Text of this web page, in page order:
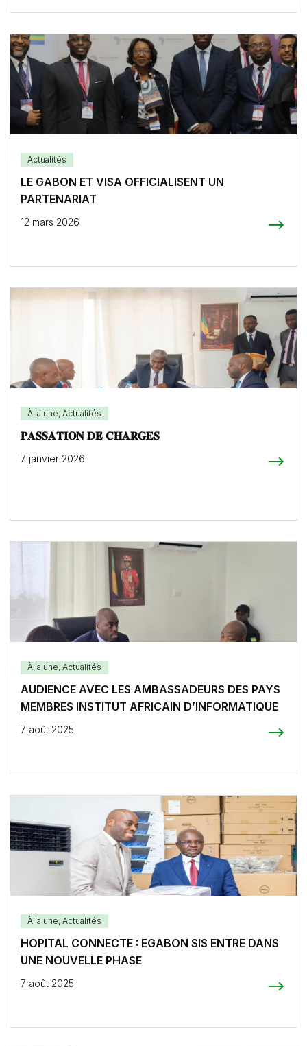
Actualités
LE GABON ET VISA OFFICIALISENT UN
PARTENARIAT
12 mars 2026
À la une Actualités
𝐏𝐀𝐒𝐒𝐀𝐓𝐈𝐎𝐍 𝐃𝐄 𝐂𝐇𝐀𝐑𝐆𝐄𝐒
7 janvier 2026
À la une Actualités
AUDIENCE AVEC LES AMBASSADEURS DES PAYS
MEMBRES INSTITUT AFRICAIN D’INFORMATIQUE
7 août 2025
À la une Actualités
HOPITAL CONNECTE : EGABON SIS ENTRE DANS
UNE NOUVELLE PHASE
7 août 2025